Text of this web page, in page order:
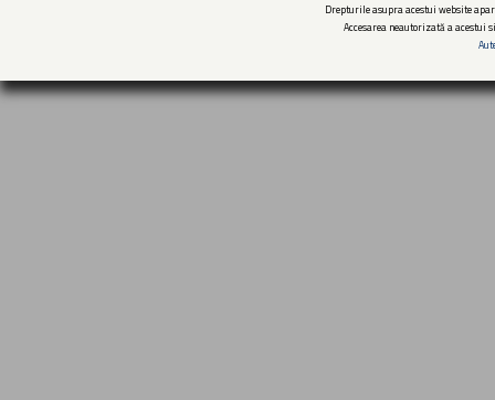
Drepturile asupra acestui website
Accesarea neautorizată a acestui